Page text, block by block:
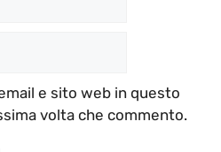
e sito web in questo
volta che commento.